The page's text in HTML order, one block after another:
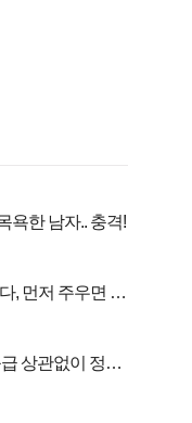
욕한 남자.. 충격!
, 먼저 주우면 최
상관없이 정부